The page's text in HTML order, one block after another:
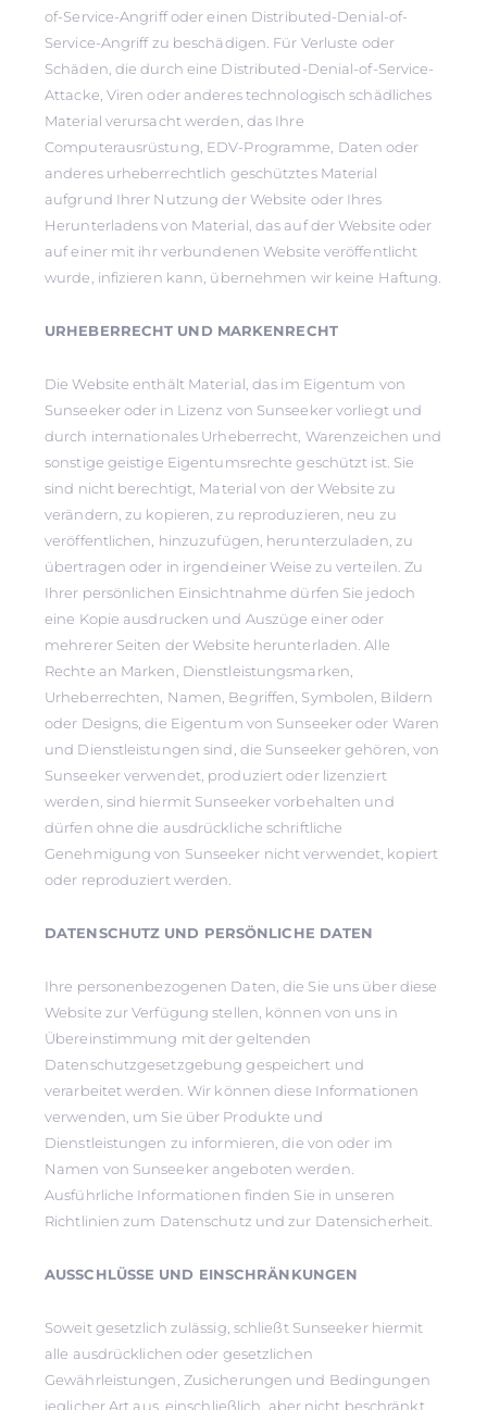
of-Service-Angriff oder einen Distributed-Denial-of-
Service-Angriff zu beschädigen. Für Verluste oder
Schäden, die durch eine Distributed-Denial-of-Service-
Attacke, Viren oder anderes technologisch schädliches
Material verursacht werden, das Ihre
Computerausrüstung, EDV-Programme, Daten oder
anderes urheberrechtlich geschütztes Material
aufgrund Ihrer Nutzung der Website oder Ihres
Herunterladens von Material, das auf der Website oder
auf einer mit ihr verbundenen Website veröffentlicht
wurde, infizieren kann, übernehmen wir keine Haftung.
URHEBERRECHT UND MARKENRECHT
Die Website enthält Material, das im Eigentum von
Sunseeker oder in Lizenz von Sunseeker vorliegt und
durch internationales Urheberrecht, Warenzeichen und
sonstige geistige Eigentumsrechte geschützt ist. Sie
sind nicht berechtigt, Material von der Website zu
verändern, zu kopieren, zu reproduzieren, neu zu
veröffentlichen, hinzuzufügen, herunterzuladen, zu
übertragen oder in irgendeiner Weise zu verteilen. Zu
Ihrer persönlichen Einsichtnahme dürfen Sie jedoch
eine Kopie ausdrucken und Auszüge einer oder
mehrerer Seiten der Website herunterladen. Alle
Rechte an Marken, Dienstleistungsmarken,
Urheberrechten, Namen, Begriffen, Symbolen, Bildern
oder Designs, die Eigentum von Sunseeker oder Waren
und Dienstleistungen sind, die Sunseeker gehören, von
Sunseeker verwendet, produziert oder lizenziert
werden, sind hiermit Sunseeker vorbehalten und
dürfen ohne die ausdrückliche schriftliche
Genehmigung von Sunseeker nicht verwendet, kopiert
oder reproduziert werden.
DATENSCHUTZ UND PERSÖNLICHE DATEN
Ihre personenbezogenen Daten, die Sie uns über diese
Website zur Verfügung stellen, können von uns in
Übereinstimmung mit der geltenden
Datenschutzgesetzgebung gespeichert und
verarbeitet werden. Wir können diese Informationen
verwenden, um Sie über Produkte und
Dienstleistungen zu informieren, die von oder im
Namen von Sunseeker angeboten werden.
Ausführliche Informationen finden Sie in unseren
Richtlinien zum Datenschutz und zur Datensicherheit.
AUSSCHLÜSSE UND EINSCHRÄNKUNGEN
Soweit gesetzlich zulässig, schließt Sunseeker hiermit
alle ausdrücklichen oder gesetzlichen
Gewährleistungen, Zusicherungen und Bedingungen
jeglicher Art aus, einschließlich, aber nicht beschränkt